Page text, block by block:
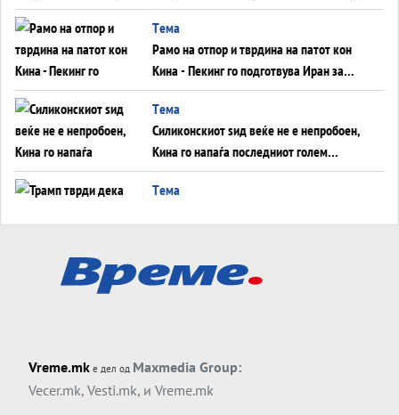
во Суец најавува глобален енергетски
инфаркт?
Tема
Рамо на отпор и тврдина на патот кон
Кина - Пекинг го подготвува Иран за
американска копнена инвазија
Tема
Силиконскиот ѕид веќе не е непробоен,
Кина го напаѓа последниот голем
монопол на Западот?
Tема
Tема
ДЛАБОКО УДОЛУ: Сметководствените
АТОМСКО ДОМИНО НА БЛИСКИОТ
ИСТОК
Vreme.mk е дел од Maxmedia Group:
Vecer.mk, Vesti.mk, и Vreme.mk